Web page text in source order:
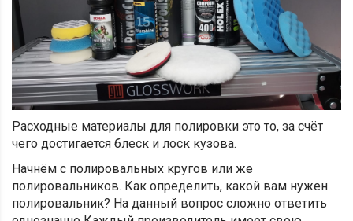
Расходные материалы для полировки это то, за счёт
чего достигается блеск и лоск кузова.
Начнём с полировальных кругов или же
полировальников. Как определить, какой вам нужен
полировальник? На данный вопрос сложно ответить